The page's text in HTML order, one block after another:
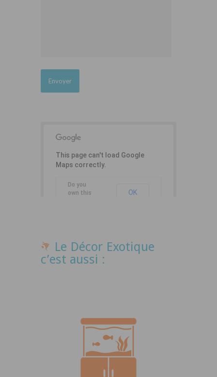
This page can't load Google
Maps correctly.
Do you
own this
OK
Le Décor Exotique
c’est aussi :